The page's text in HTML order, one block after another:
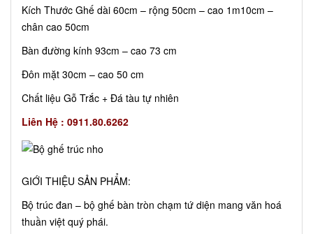
Kích Thước Ghế dài 60cm – rộng 50cm – cao 1m10cm –
chân cao 50cm
Bàn đường kính 93cm – cao 73 cm
Đôn mặt 30cm – cao 50 cm
Chất liệu Gỗ Trắc + Đá tàu tự nhiên
Liên Hệ : 0911.80.6262
GIỚI THIỆU SẢN PHẨM:
Bộ trúc đan – bộ ghế bàn tròn chạm tứ diện mang văn hoá
thuần việt quý phái.